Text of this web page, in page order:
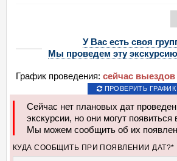
У Вас есть своя
Мы проведем эту экскурсию
График проведения: сейчас выездов
ПРОВЕРИТЬ ГРАФИК
Сейчас нет плановых дат
экскурсии, но они могут
Мы можем сообщить об их
КУДА СООБЩИТЬ ПРИ ПОЯВЛЕНИИ ДАТ?*